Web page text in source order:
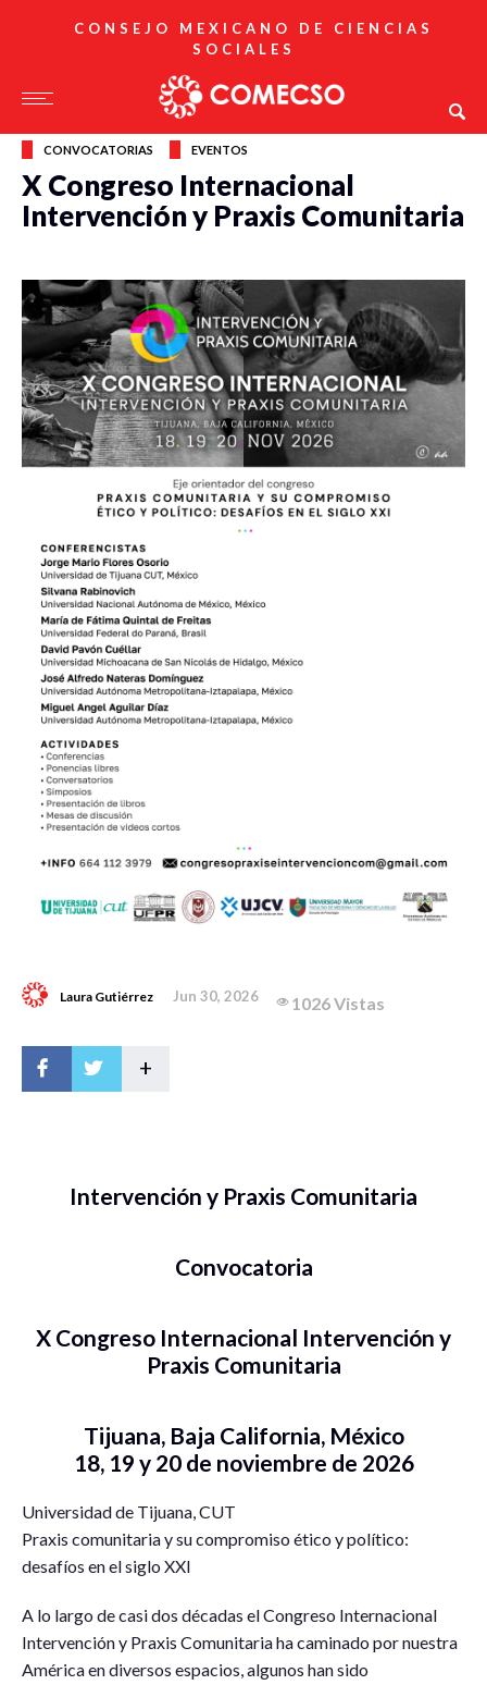
CONSEJO MEXICANO DE CIENCIAS
SOCIALES
CONVOCATORIAS EVENTOS
X Congreso Internacional
Intervención y Praxis Comunitaria
Laura Gutiérrez Jun 30, 2026 1026 Vistas
+
Intervención y Praxis Comunitaria
Convocatoria
X Congreso Internacional Intervención y
Praxis Comunitaria
Tijuana, Baja California, México
18, 19 y 20 de noviembre de 2026
Universidad de Tijuana, CUT
Praxis comunitaria y su compromiso ético y político:
desafíos en el siglo XXI
A lo largo de casi dos décadas el Congreso Internacional
Intervención y Praxis Comunitaria ha caminado por nuestra
América en diversos espacios, algunos han sido